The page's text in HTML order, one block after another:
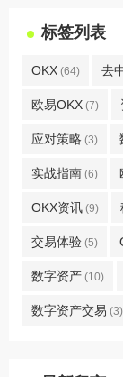
标签列表
OKX (64) 去
欧易OKX (7)
应对策略 (3)
实战指南 (6)
OKX资讯 (9)
交易体验 (5)
数字资产 (10)
数字资产交易 (3)